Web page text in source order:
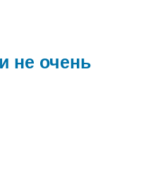
не очень